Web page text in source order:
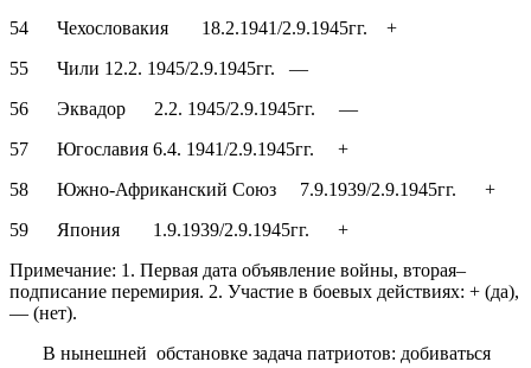
54 Чехословакия 18.2.1941/2.9.1945гг. +
55 Чили 12.2. 1945/2.9.1945гг. —
56 Эквадор 2.2. 1945/2.9.1945гг. —
57 Югославия 6.4. 1941/2.9.1945гг. +
58 Южно-Африканский Союз 7.9.1939/2.9.1945гг. +
59 Япония 1.9.1939/2.9.1945гг. +
Примечание: 1. Первая дата объявление войны, вторая–
подписание перемирия. 2. Участие в боевых действиях: + (да),
— (нет).
В нынешней обстановке задача патриотов: добиваться